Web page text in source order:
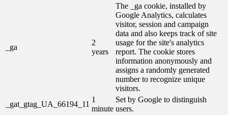
_ga
2
years
The _ga cookie, installed by
Google Analytics, calculates
visitor, session and campaign
data and also keeps track of site
usage for the site's analytics
report. The cookie stores
information anonymously and
assigns a randomly generated
number to recognize unique
visitors.
_gat_gtag_UA_66194_11
1
minute
Set by Google to distinguish
users.